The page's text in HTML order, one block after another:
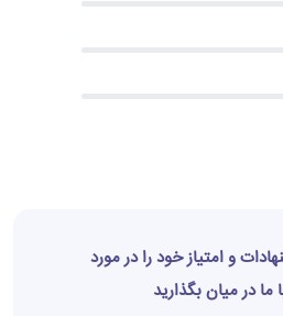
و امتیاز خود را در مورد
ما در میان بگذارید